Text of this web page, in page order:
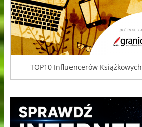
TOP10 Influencerów Książkowych